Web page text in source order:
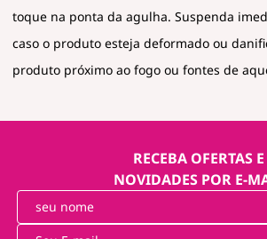
toque na ponta da agulha. Suspenda
caso o produto esteja deformado ou
produto próximo ao fogo ou fontes de
RECEBA OFERTAS E
NOVIDADES POR E-